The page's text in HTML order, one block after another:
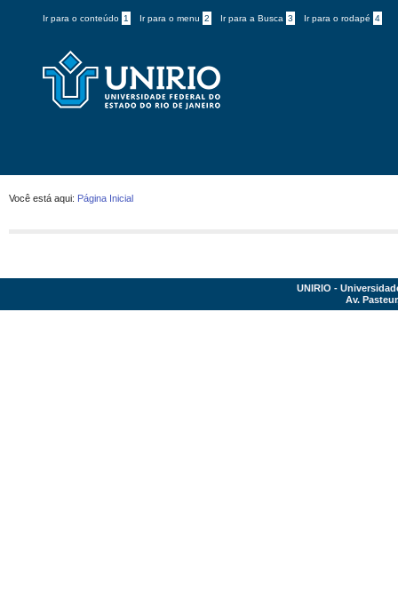
Ir para o conteúdo 1 Ir para o menu 2 Ir para a Busca 3 Ir para o rodapé 4
Você está aqui: Página Inicial
UNIRIO -
Av.